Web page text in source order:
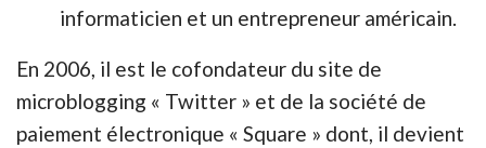
informaticien et un entrepreneur américain.
En 2006, il est le cofondateur du site de
microblogging « Twitter » et de la société de
paiement électronique « Square » dont, il devient